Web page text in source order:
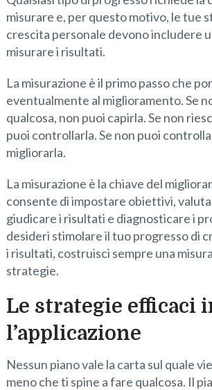
misurare e, per questo motivo, le tue
crescita personale devono includere
misurare i risultati.
La misurazione è il primo passo che
eventualmente al miglioramento. Se
qualcosa, non puoi capirla. Se non
puoi controllarla. Se non puoi
migliorarla.
La misurazione è la chiave del
consente di impostare obiettivi,
giudicare i risultati e diagnosticare i
desideri stimolare il tuo progresso di
i risultati, costruisci sempre una
strategie.
Le strategie efficaci
l’applicazione
Nessun piano vale la carta sul quale
meno che ti spine a fare qualcosa. Il